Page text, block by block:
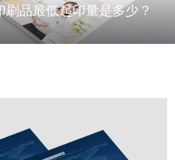
品最低起印量是多少？